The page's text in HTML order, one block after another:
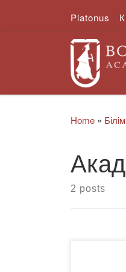
Skip to contentPlatonus
Home »
2 posts